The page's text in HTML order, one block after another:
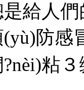
給人
防感
粘